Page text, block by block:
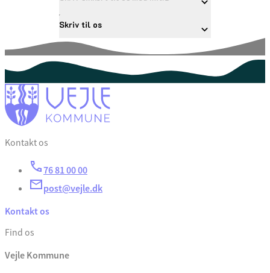
Skriv til os
Kontakt os
76 81 00 00
post@vejle.dk
Kontakt os
Find os
Vejle Kommune